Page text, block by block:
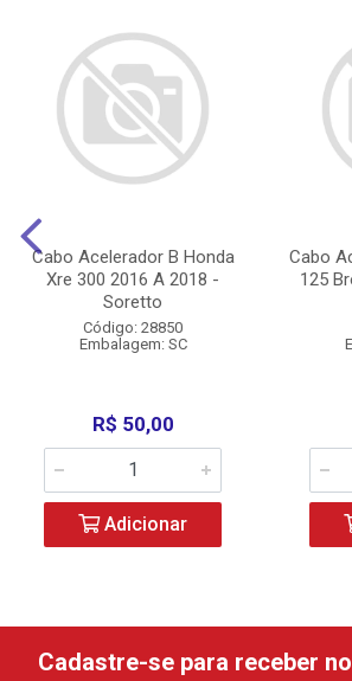
Cabo Acelerador B Honda
Xre 300 2016 A 2018 -
Soretto
Código: 28850
Embalagem: SC
R$ 50,00
Adicionar
Cabo
125
Cadastre-se para receber